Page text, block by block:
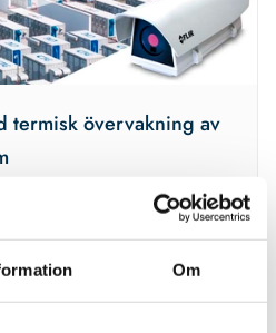
Om
termisk övervakning av
brand med FLIR termisk